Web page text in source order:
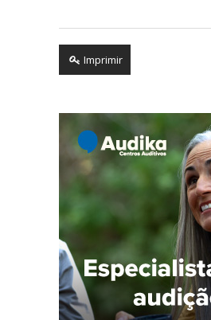
Imprimir